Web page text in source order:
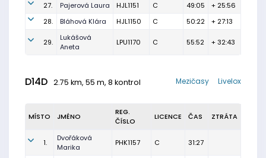
27. Pajerová Laura HJL1151 C 49:05
+ 25:56
28.
Bláhová Klára HJL1150 C 50:22 + 27:13
29.
Lukášová
Aneta
LPU1170 C 55:52 + 32:43
D14D 2.75 km, 55 m, 8 kontrol Livelox
Mezičasy
MÍSTO JMÉNO
REG.
ČÍSLO
LICENCE ČAS ZTRÁTA
1.
Dvořáková
Marika
PHK1157 C 31:27